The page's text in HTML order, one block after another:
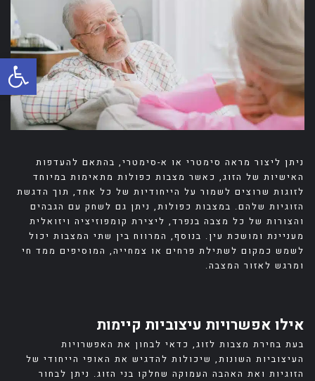
ניתן ליצור מראה סימטרי או א-סימטרי, בהתאם להעדפות
האישיות של הזוג, כאשר מצבות כפולות מתאימות במיוחד
לזוגות שרוצים לשמור על הייחודיות של כל אחד, תוך הדגשת
הזוגיות שלהם. במצבות כפולות, ניתן גם לשחק עם הגבהים
והצורות של כל מצבה בנפרד, ליצירת קומפוזיציה ויזואלית
מעניינת ומושכת עין. בנוסף, המרווח בין שתי המצבות יכול
לשמש כמקום לשתילת פרחים או צמחייה, המוסיפים ממד חי
ומרגש לאזור המצבה.
אילו אפשרויות עיצוביות קיימות
בעת בחירת מצבות לזוג, כדאי לבחון את האפשרויות
העיצוביות השונות, שיכולות להדגיש את האופי הייחודי של
הזוגיות ואת האהבה העמוקה שחלקו בני הזוג. ניתן לבחור